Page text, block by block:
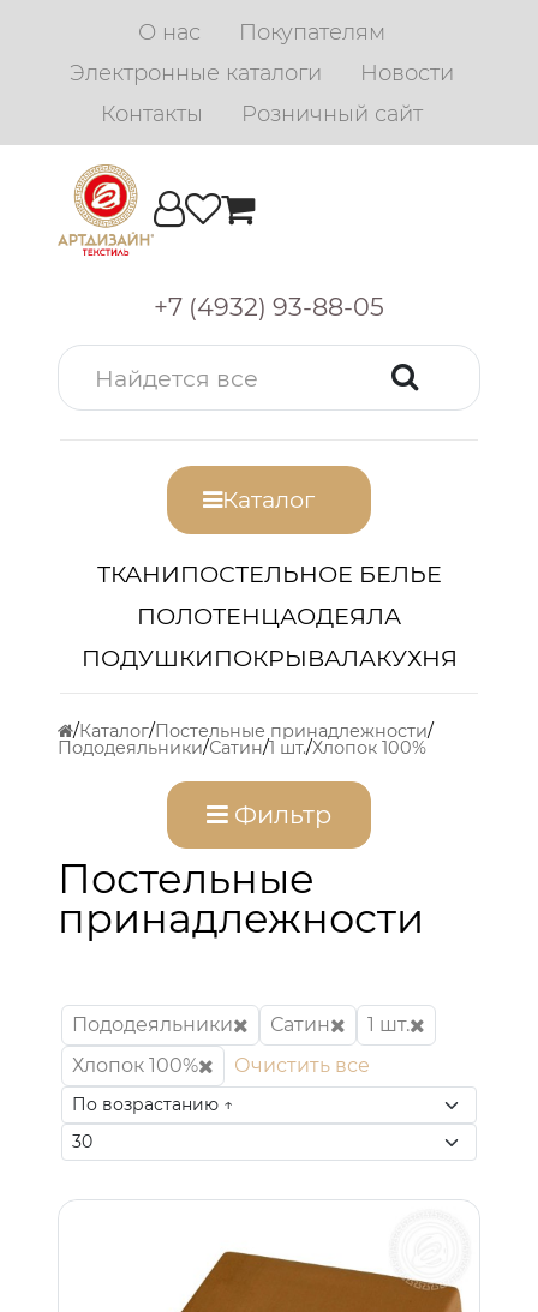
О нас
Покупателям
Электронные каталоги
Новости
Контакты
Розничный сайт
+7 (4932) 93-88-05
Каталог
ТКАНИПОСТЕЛЬНОЕ БЕЛЬЕ
ПОЛОТЕНЦАОДЕЯЛА
ПОДУШКИПОКРЫВАЛАКУХНЯ
Каталог Постельные принадлежности
Пододеяльники Сатин 1 шт. Хлопок 100%
Фильтр
Постельные
принадлежности
Пододеяльники Сатин
1 шт.
Хлопок 100%
Очистить все